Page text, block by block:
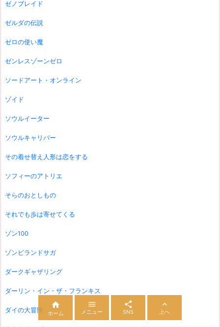
ゼノブレイド
ゼルダの伝説
ゼロの使い魔
ゼンレスゾーンゼロ
ソードアート・オンライン
ゾイド
ソウルイーター
ソウルキャリバー
その着せ替え人形は恋をする
ソフィーのアトリエ
そらのおとしもの
それでも歩は寄せてくる
ゾン100
ゾンビランドサガ
ダークギャザリング
ダーリン・イン・ザ・フランキス
ダイの大冒険

ホーム

メニュー

SNS

上へ